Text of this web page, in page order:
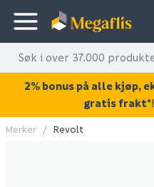
Merker Revolt
2% bonus på alle kjøp,
gratis frakt*!